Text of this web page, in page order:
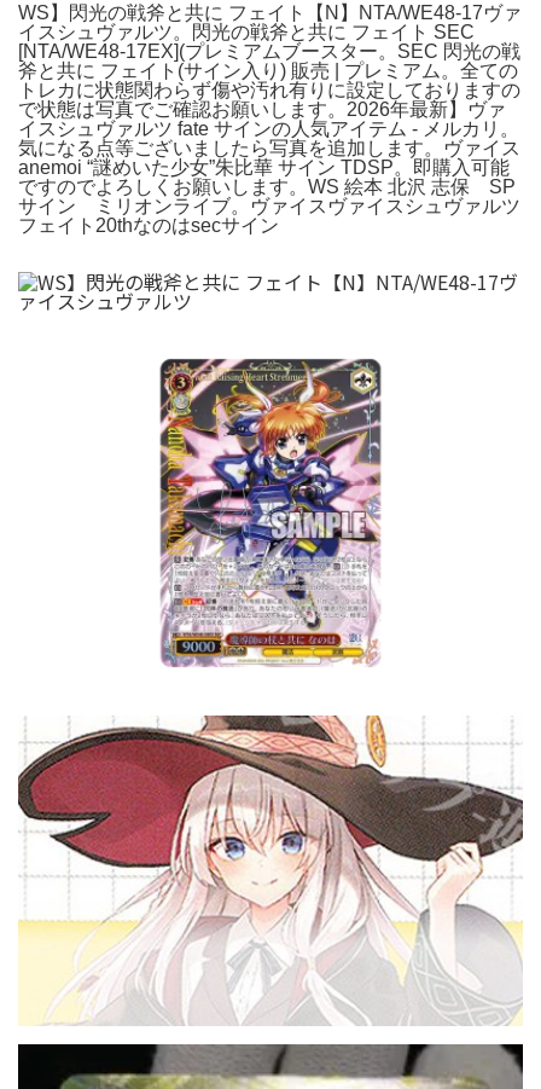
WS】閃光の戦斧と共に フェイト【N】NTA/WE48-17ヴァ
イスシュヴァルツ。閃光の戦斧と共に フェイト SEC
[NTA/WE48-17EX](プレミアムブースター。SEC 閃光の戦
斧と共に フェイト(サイン入り) 販売 | プレミアム。全ての
トレカに状態関わらず傷や汚れ有りに設定しておりますの
で状態は写真でご確認お願いします。2026年最新】ヴァ
イスシュヴァルツ fate サインの人気アイテム - メルカリ。
気になる点等ございましたら写真を追加します。ヴァイス
anemoi “謎めいた少女”朱比華 サイン TDSP。即購入可能
ですのでよろしくお願いします。WS 絵本 北沢 志保 SP
サイン ミリオンライブ。ヴァイスヴァイスシュヴァルツ
フェイト20thなのはsecサイン